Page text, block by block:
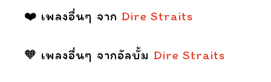
❤️ เพลงอื่นๆ จาก Dire Straits
🧡 เพลงอื่นๆ จากอัลบั้ม Dire Straits